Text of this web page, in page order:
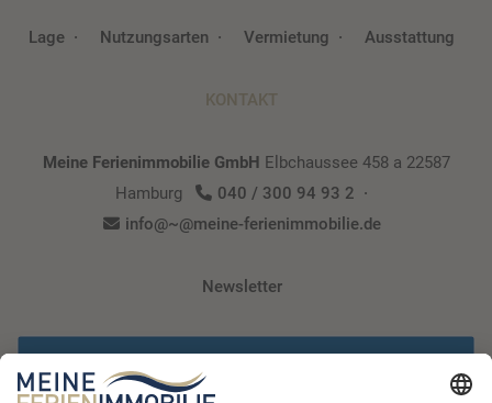
Lage Nutzungsarten Vermietung Ausstattung
KONTAKT
Meine Ferienimmobilie GmbH Elbchaussee 458 a 22587
Hamburg
040 / 300 94 93 2
info@~@meine-ferienimmobilie.de
Newsletter